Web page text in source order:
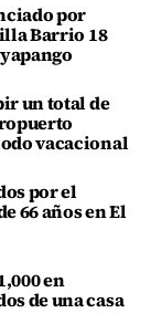
por
Barrio 18
un total de
vacacional
por el
66 años en El
en
de una casa